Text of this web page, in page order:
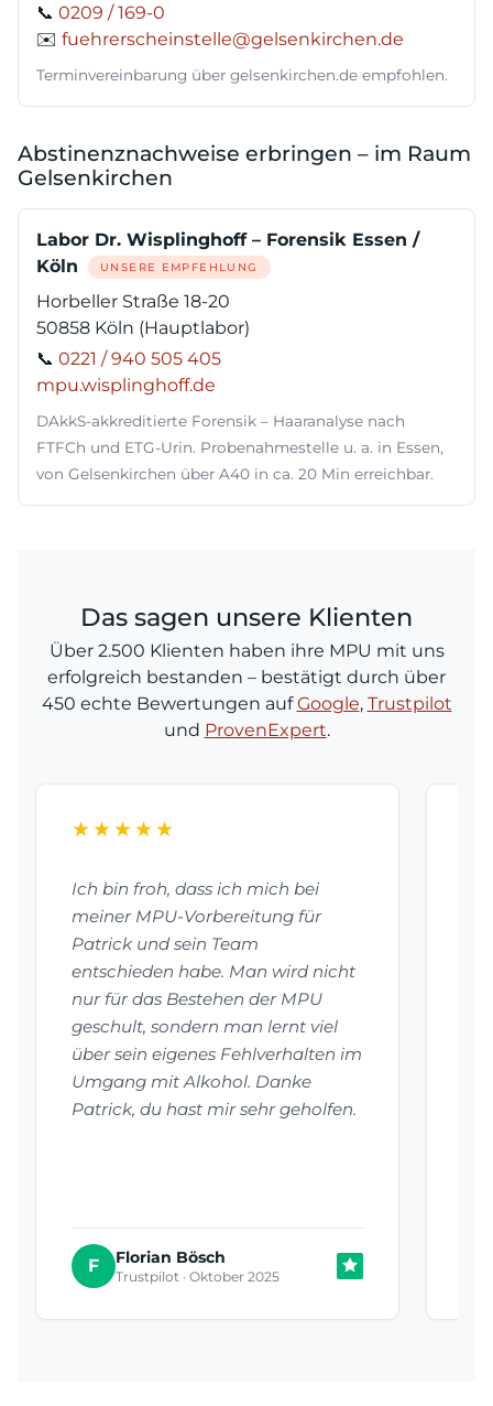
📞 0209 / 169-0
✉️ fuehrerscheinstelle@gelsenkirchen.de
Terminvereinbarung über gelsenkirchen.de empfohlen.
Abstinenznachweise erbringen – im Raum
Gelsenkirchen
Labor Dr. Wisplinghoff – Forensik Essen /
Köln
UNSERE EMPFEHLUNG
Horbeller Straße 18-20
50858 Köln (Hauptlabor)
📞 0221 / 940 505 405
mpu.wisplinghoff.de
DAkkS-akkreditierte Forensik – Haaranalyse nach
FTFCh und ETG-Urin. Probenahmestelle u. a. in Essen,
von Gelsenkirchen über A40 in ca. 20 Min erreichbar.
Das sagen unsere Klienten
Über 2.500 Klienten haben ihre MPU mit uns
erfolgreich bestanden – bestätigt durch über
450 echte Bewertungen aufGoogle, Trustpilot
und ProvenExpert.
★★★★★
Ich bin froh, dass ich mich bei
meiner MPU-Vorbereitung für
Patrick und sein Team
entschieden habe. Man wird nicht
nur für das Bestehen der MPU
geschult, sondern man lernt viel
über sein eigenes Fehlverhalten im
Umgang mit Alkohol. Danke
Patrick, du hast mir sehr geholfen.
F Florian Bösch
Trustpilot · Oktober 2025